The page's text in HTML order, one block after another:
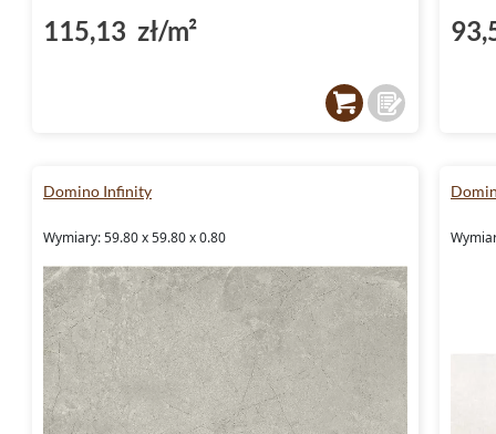
115,13 zł/m²
Domino Infinity
Wymiary: 59.80 x 59.80 x 0.80